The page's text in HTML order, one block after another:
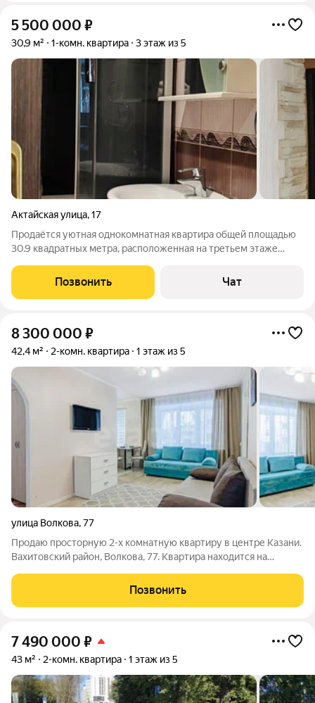
5 500 000 ₽
30,9 м² 1-комн. квартира 3 этаж из 5
Актайская улица,17
Продаётся уютная однокомнатная квартира общей площадью
30.9 квадратных метра, расположенная на третьем этаже
город Казань, Актайская улица, дом 17. Данный вариант
отлично подойдёт тем, кто
Позвонить Чат
8 300 000 ₽
42,4 м² 2-комн. квартира 1 этаж из 5
улица Волкова,77
Продаю просторную 2-х комнатную квартиру в центре Казани.
Вахитовский район, Волкова, 77. Квартира находится на
42.4 кв.м., просторная кухня-гостиная, спальная комната,
санузел совмещенный.
Позвонить
7 490 000 ₽
43 м² 2-комн. квартира 1 этаж из 5